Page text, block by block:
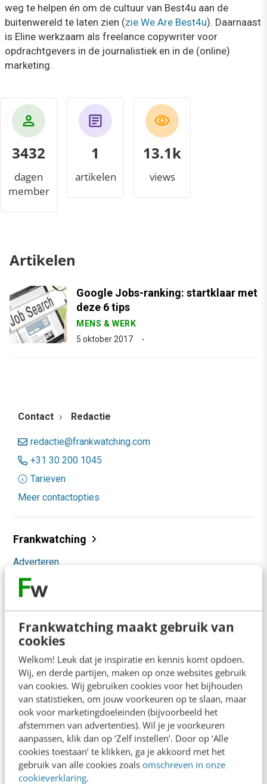
Frankwatching maakt gebruik van
cookies
Welkom! Leuk dat je inspiratie en kennis komt opdoen.
Wij, en derde partijen, maken op onze websites gebruik
van cookies. Wij gebruiken cookies voor het bijhouden
van statistieken, om jouw voorkeuren op te slaan, maar
ook voor marketingdoeleinden (bijvoorbeeld het
afstemmen van advertenties). Wil je je voorkeuren
aanpassen, klik dan op ‘Zelf instellen’. Door op ‘Alle
cookies toestaan’ te klikken, ga je akkoord met het
gebruik van alle cookies zoals omschreven in onze
cookieverklaring.
weg te helpen én om de cultuur van Best4u aan de
buitenwereld te laten zien (zie We Are Best4u). Daarnaast
is Eline werkzaam als freelance copywriter voor
opdrachtgevers in de journalistiek en in de (online)
marketing.
3432
dagen
member
1
artikelen
14.0k
views
Artikelen
Google Jobs-ranking: startklaar met
deze 6 tips
MENS & WERK
5 oktober 2017
Contact Redactie
redactie@frankwatching.com
+31 30 200 1045
Tarieven
Meer contactopties
Frankwatching
Adverteren
Contact
Over ons
Werken bij
Whitepapers
Blog
AI & Tech
Content & Communicatie